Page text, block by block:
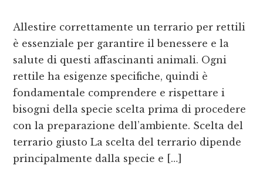
Allestire correttamente un terrario per rettili
è essenziale per garantire il benessere e la
salute di questi affascinanti animali. Ogni
rettile ha esigenze specifiche, quindi è
fondamentale comprendere e rispettare i
bisogni della specie scelta prima di procedere
con la preparazione dell’ambiente. Scelta del
terrario giusto La scelta del terrario dipende
principalmente dalla specie e […]